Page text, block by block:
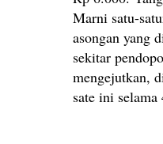
Marni satu-
asongan yang
sekitar
mengejutkan,
sate ini selama